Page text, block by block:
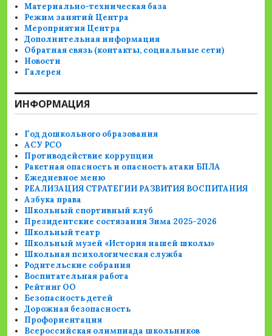
Материально-техническая база
Режим занятий Центра
Мероприятия Центра
Дополнительная информация
Обратная связь (контакты, социальные сети)
Новости
Галерея
ИНФОРМАЦИЯ
Год дошкольного образования
АСУ РСО
Противодействие коррупции
Ракетная опасность и опасность атаки БПЛА
Ежедневное меню
РЕАЛИЗАЦИЯ СТРАТЕГИИ РАЗВИТИЯ ВОСПИТАНИЯ
Азбука права
Школьный спортивный клуб
Президентские состязания Зима 2025-2026
Школьный театр
Школьный музей «История нашей школы»
Школьная психологическая служба
Родительские собрания
Воспитательная работа
Рейтинг ОО
Безопасность детей
Дорожная безопасность
Профориентация
Всероссийская олимпиада школьников